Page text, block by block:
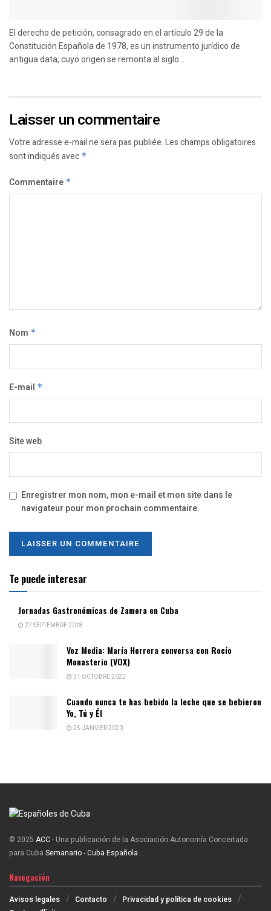
El derecho de petición, consagrado en el artículo 29 de la
Constitución Española de 1978, es un instrumento jurídico de
antigua data, cuyo origen se remonta al siglo...
Laisser un commentaire
Votre adresse e-mail ne sera pas publiée.Les champs obligatoires
sont indiqués avec *
Commentaire *
Nom *
E-mail *
Site web
Enregistrer mon nom, mon e-mail et mon site dans le
navigateur pour mon prochain commentaire.
Te puede interesar
Jornadas Gastronómicas de Zamora en Cuba
27 SEPTEMBRE 2018
Voz Media: María Herrera conversa con Rocío
Monasterio (VOX)
31 OCTOBRE 2022
Cuando nunca te has bebido la leche que se bebieron
Yo, Tú y Él
25 JANVIER 2020
© 2025 ACC- Una publicación de la Asociación Autonomía Concertada
para Cuba Semanario - Cuba Española .
Navegación
Avisos legales Contacto
Privacidad y política de cookies